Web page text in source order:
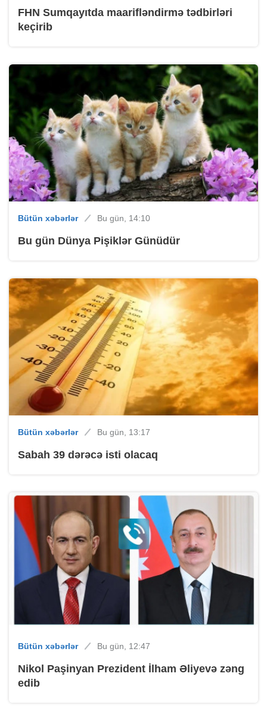
FHN Sumqayıtda maarifləndirmə tədbirləri
keçirib
Bütün xəbərlər Bu gün, 14:10
Bu gün Dünya Pişiklər Günüdür
Bütün xəbərlər Bu gün, 13:17
Sabah 39 dərəcə isti olacaq
Bütün xəbərlər Bu gün, 12:47
Nikol Paşinyan Prezident İlham Əliyevə zəng
edib